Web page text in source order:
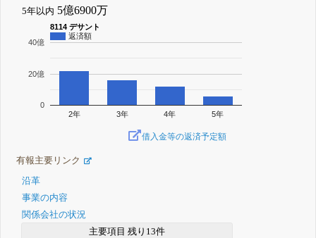
5年以内 5億6900万
8114 デサント
返済額
2年 3年 4年 5年
0
20億
40億
借入金等の返済予定額
有報主要リンク
沿革
事業の内容
関係会社の状況
主要項目 残り13件